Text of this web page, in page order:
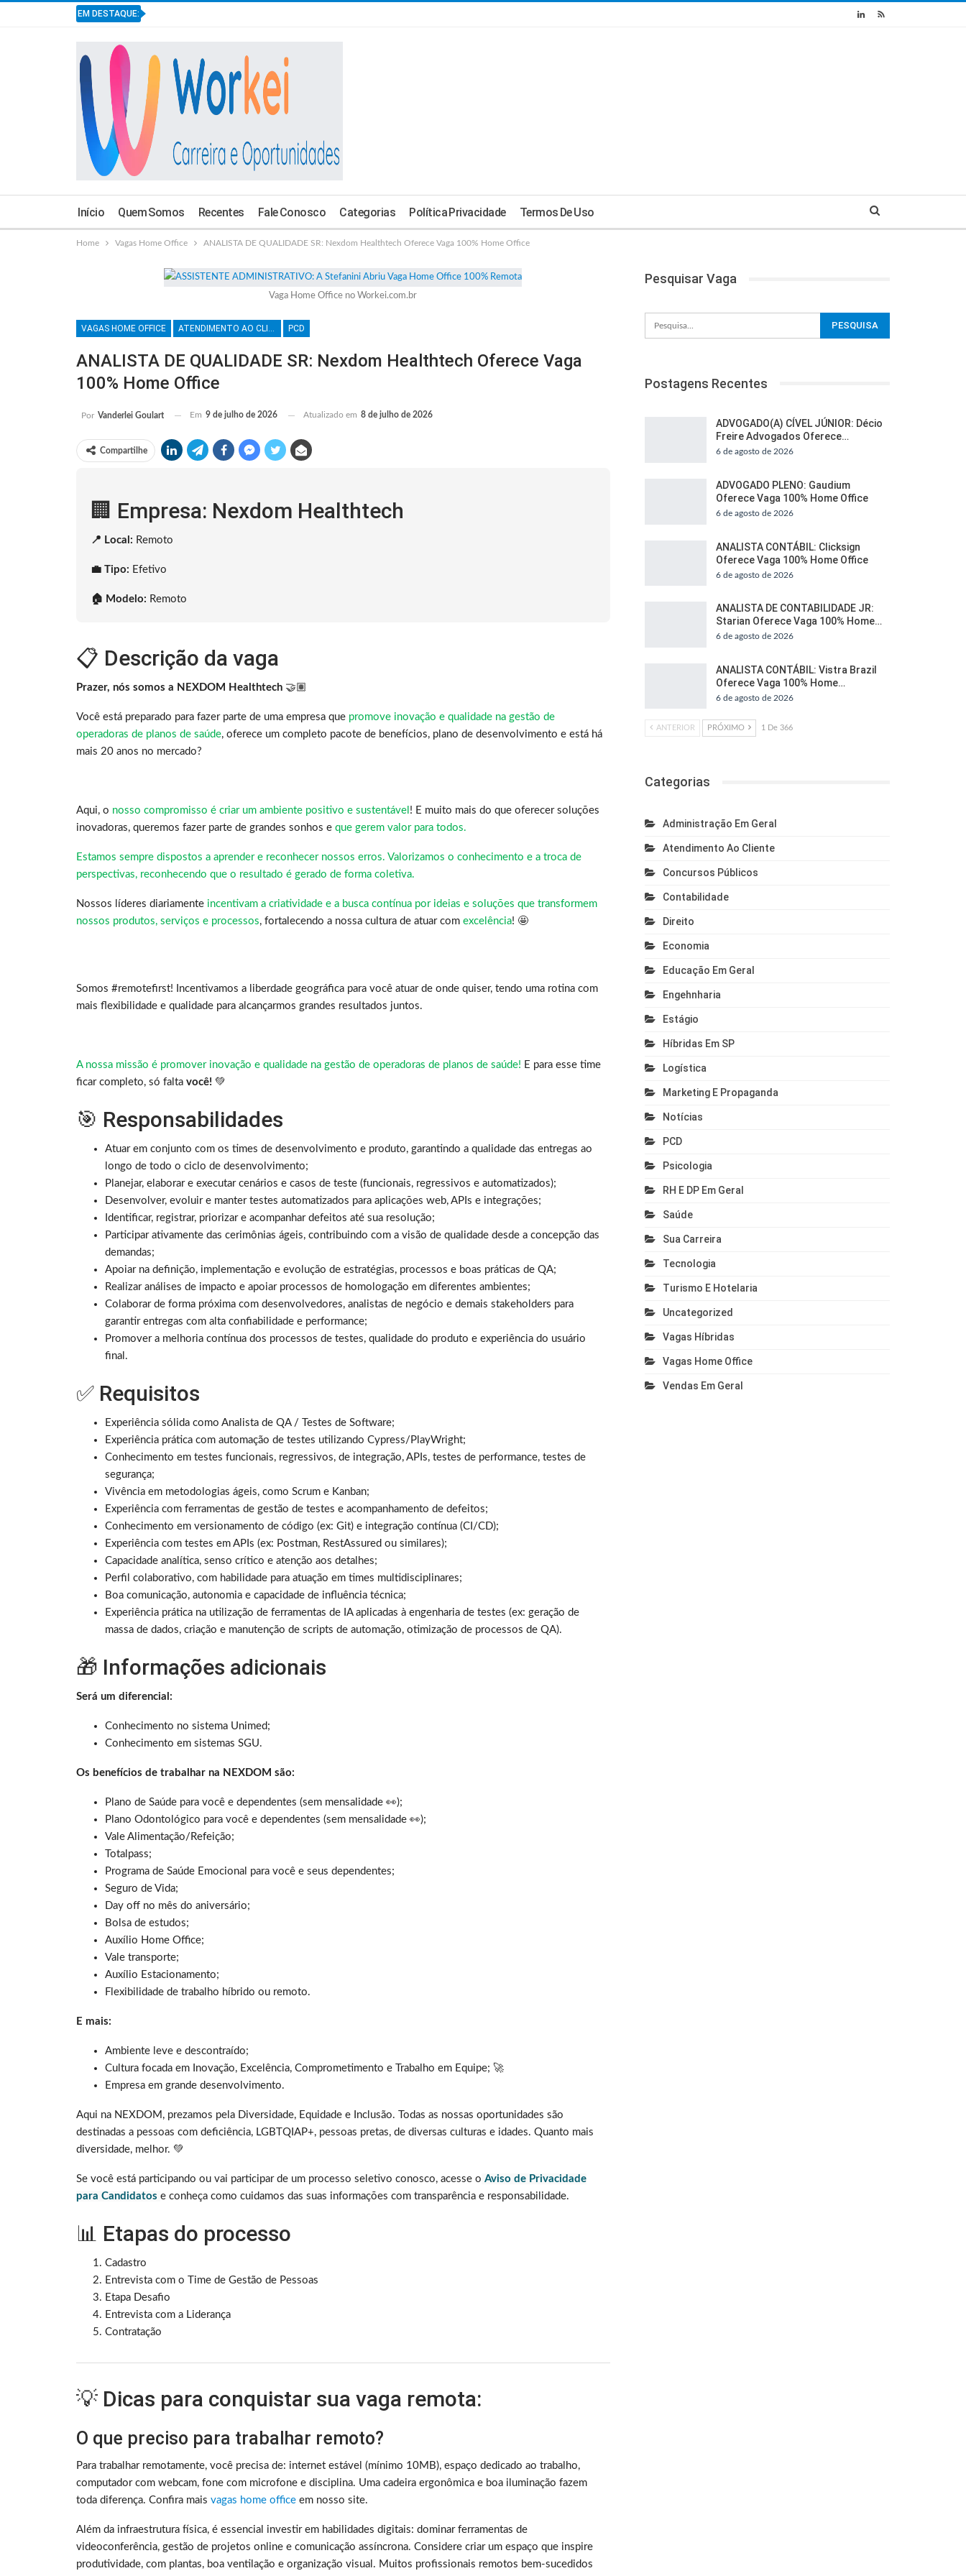
EM DESTAQUE:
Início Quem Somos Recentes Fale Conosco Categorias Política Privacidade Termos De Uso
Home Vagas Home Office ANALISTA DE QUALIDADE SR: Nexdom Healthtech Oferece Vaga 100% Home Office
Vaga Home Office no Workei.com.br
VAGAS HOME OFFICE ATENDIMENTO AO CLIENTE PCD
ANALISTA DE QUALIDADE SR: Nexdom Healthtech Oferece Vaga
100% Home Office
Por Vanderlei Goulart Em 9 de julho de 2026 Atualizado em 8 de julho de 2026
Compartilhe
🏢 Empresa: Nexdom Healthtech
📍 Local: Remoto
💼 Tipo: Efetivo
🏠 Modelo: Remoto
📋 Descrição da vaga
Prazer, nós somos a NEXDOM Healthtech 🤝🏽
Você está preparado para fazer parte de uma empresa que promove inovação e qualidade na gestão de
operadoras de planos de saúde, oferece um completo pacote de benefícios, plano de desenvolvimento e está há
mais 20 anos no mercado?
Aqui, o nosso compromisso é criar um ambiente positivo e sustentável ! E muito mais do que oferecer soluções
inovadoras, queremos fazer parte de grandes sonhos e que gerem valor para todos.
Estamos sempre dispostos a aprender e reconhecer nossos erros. Valorizamos o conhecimento e a troca de
perspectivas, reconhecendo que o resultado é gerado de forma coletiva.
Nossos líderes diariamente incentivam a criatividade e a busca contínua por ideias e soluções que transformem
nossos produtos, serviços e processos, fortalecendo a nossa cultura de atuar com excelência! 🤩
Somos #remotefirst! Incentivamos a liberdade geográfica para você atuar de onde quiser, tendo uma rotina com
mais flexibilidade e qualidade para alcançarmos grandes resultados juntos.
A nossa missão é promover inovação e qualidade na gestão de operadoras de planos de saúde! E para esse time
ficar completo, só falta você! 💚
🎯 Responsabilidades
Atuar em conjunto com os times de desenvolvimento e produto, garantindo a qualidade das entregas ao
longo de todo o ciclo de desenvolvimento;
Planejar, elaborar e executar cenários e casos de teste (funcionais, regressivos e automatizados);
Desenvolver, evoluir e manter testes automatizados para aplicações web, APIs e integrações;
Identificar, registrar, priorizar e acompanhar defeitos até sua resolução;
Participar ativamente das cerimônias ágeis, contribuindo com a visão de qualidade desde a concepção das
demandas;
Apoiar na definição, implementação e evolução de estratégias, processos e boas práticas de QA;
Realizar análises de impacto e apoiar processos de homologação em diferentes ambientes;
Colaborar de forma próxima com desenvolvedores, analistas de negócio e demais stakeholders para
garantir entregas com alta confiabilidade e performance;
Promover a melhoria contínua dos processos de testes, qualidade do produto e experiência do usuário
final.
✅ Requisitos
Experiência sólida como Analista de QA / Testes de Software;
Experiência prática com automação de testes utilizando Cypress/PlayWright;
Conhecimento em testes funcionais, regressivos, de integração, APIs, testes de performance, testes de
segurança;
Vivência em metodologias ágeis, como Scrum e Kanban;
Experiência com ferramentas de gestão de testes e acompanhamento de defeitos;
Conhecimento em versionamento de código (ex: Git) e integração contínua (CI/CD);
Experiência com testes em APIs (ex: Postman, RestAssured ou similares);
Capacidade analítica, senso crítico e atenção aos detalhes;
Perfil colaborativo, com habilidade para atuação em times multidisciplinares;
Boa comunicação, autonomia e capacidade de influência técnica;
Experiência prática na utilização de ferramentas de IA aplicadas à engenharia de testes (ex: geração de
massa de dados, criação e manutenção de scripts de automação, otimização de processos de QA).
🎁 Informações adicionais
Será um diferencial:
Conhecimento no sistema Unimed;
Conhecimento em sistemas SGU.
Os benefícios de trabalhar na NEXDOM são:
Plano de Saúde para você e dependentes (sem mensalidade 👀);
Plano Odontológico para você e dependentes (sem mensalidade 👀);
Vale Alimentação/Refeição;
Totalpass;
Programa de Saúde Emocional para você e seus dependentes;
Seguro de Vida;
Day off no mês do aniversário;
Bolsa de estudos;
Auxílio Home Office;
Vale transporte;
Auxílio Estacionamento;
Flexibilidade de trabalho híbrido ou remoto.
E mais:
Ambiente leve e descontraído;
Cultura focada em Inovação, Excelência, Comprometimento e Trabalho em Equipe; 🚀
Empresa em grande desenvolvimento.
Aqui na NEXDOM, prezamos pela Diversidade, Equidade e Inclusão. Todas as nossas oportunidades são
destinadas a pessoas com deficiência, LGBTQIAP+, pessoas pretas, de diversas culturas e idades. Quanto mais
diversidade, melhor. 💚
Se você está participando ou vai participar de um processo seletivo conosco, acesse o Aviso de Privacidade
para Candidatos e conheça como cuidamos das suas informações com transparência e responsabilidade.
📊 Etapas do processo
Cadastro
Entrevista com o Time de Gestão de Pessoas
Etapa Desafio
Entrevista com a Liderança
Contratação
💡 Dicas para conquistar sua vaga remota:
O que preciso para trabalhar remoto?
Para trabalhar remotamente, você precisa de: internet estável (mínimo 10MB), espaço dedicado ao trabalho,
computador com webcam, fone com microfone e disciplina. Uma cadeira ergonômica e boa iluminação fazem
toda diferença. Confira mais vagas home office em nosso site.
Além da infraestrutura física, é essencial investir em habilidades digitais: dominar ferramentas de
videoconferência, gestão de projetos online e comunicação assíncrona. Considere criar um espaço que inspire
produtividade, com plantas, boa ventilação e organização visual. Muitos profissionais remotos bem-sucedidos
Pesquisar Vaga
Postagens Recentes
ADVOGADO(A) CÍVEL JÚNIOR: Décio
Freire Advogados Oferece…
6 de agosto de 2026
ADVOGADO PLENO: Gaudium
Oferece Vaga 100% Home Office
6 de agosto de 2026
ANALISTA CONTÁBIL: Clicksign
Oferece Vaga 100% Home Office
6 de agosto de 2026
ANALISTA DE CONTABILIDADE JR:
Starian Oferece Vaga 100% Home…
6 de agosto de 2026
ANALISTA CONTÁBIL: Vistra Brazil
Oferece Vaga 100% Home…
6 de agosto de 2026
ANTERIOR PRÓXIMO 1 De 366
Categorias
Administração Em Geral
Atendimento Ao Cliente
Concursos Públicos
Contabilidade
Direito
Economia
Educação Em Geral
Engehnharia
Estágio
Híbridas Em SP
Logística
Marketing E Propaganda
Notícias
PCD
Psicologia
RH E DP Em Geral
Saúde
Sua Carreira
Tecnologia
Turismo E Hotelaria
Uncategorized
Vagas Híbridas
Vagas Home Office
Vendas Em Geral